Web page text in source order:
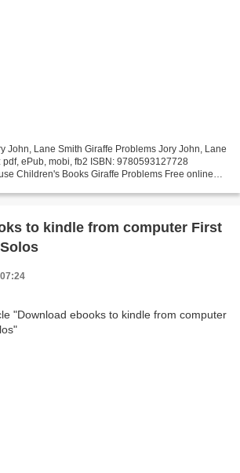
John, Lane Smith Giraffe Problems Jory John, Lane
ePub, mobi, fb2 ISBN: 9780593127728
Children's Books Giraffe Problems Free online
to kindle from computer First